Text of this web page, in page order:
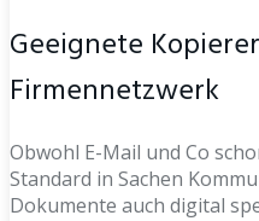
Geeignete
Firmennetzwerk
Obwohl E-Mail und Co
Standard in Sachen
Dokumente auch digital